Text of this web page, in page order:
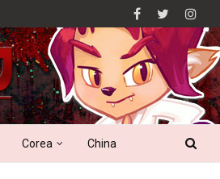
Corea China